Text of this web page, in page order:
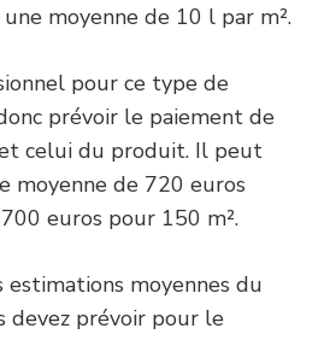
moyenne de 10 l par m².
pour ce type de
prévoir le paiement de
celui du produit. Il peut
moyenne de 720 euros
euros pour 150 m².
estimations moyennes du
devez prévoir pour le